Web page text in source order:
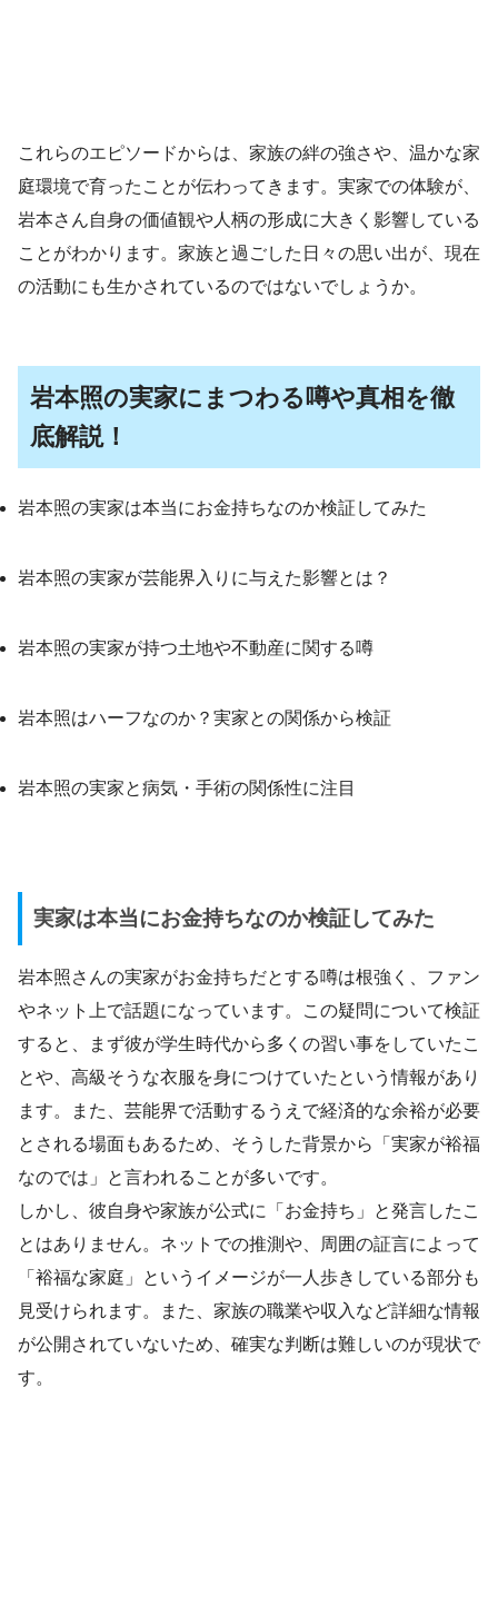
これらのエピソードからは、家族の絆の強さや、温かな家
庭環境で育ったことが伝わってきます。実家での体験が、
岩本さん自身の価値観や人柄の形成に大きく影響している
ことがわかります。家族と過ごした日々の思い出が、現在
の活動にも生かされているのではないでしょうか。
岩本照の実家にまつわる噂や真相を徹
底解説！
岩本照の実家は本当にお金持ちなのか検証してみた
岩本照の実家が芸能界入りに与えた影響とは？
岩本照の実家が持つ土地や不動産に関する噂
岩本照はハーフなのか？実家との関係から検証
岩本照の実家と病気・手術の関係性に注目
実家は本当にお金持ちなのか検証してみた
岩本照さんの実家がお金持ちだとする噂は根強く、ファン
やネット上で話題になっています。この疑問について検証
すると、まず彼が学生時代から多くの習い事をしていたこ
とや、高級そうな衣服を身につけていたという情報があり
ます。また、芸能界で活動するうえで経済的な余裕が必要
とされる場面もあるため、そうした背景から「実家が裕福
なのでは」と言われることが多いです。
しかし、彼自身や家族が公式に「お金持ち」と発言したこ
とはありません。ネットでの推測や、周囲の証言によって
「裕福な家庭」というイメージが一人歩きしている部分も
見受けられます。また、家族の職業や収入など詳細な情報
が公開されていないため、確実な判断は難しいのが現状で
す。